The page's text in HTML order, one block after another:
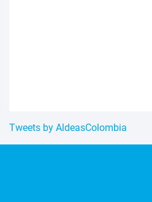
Tweets by AldeasColombia